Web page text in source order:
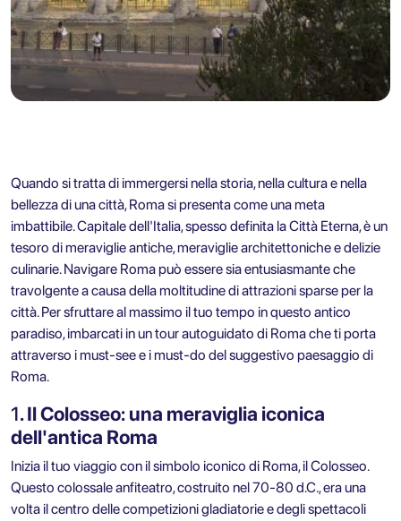
Quando si tratta di immergersi nella storia, nella cultura e nella
bellezza di una città, Roma si presenta come una meta
imbattibile. Capitale dell'Italia, spesso definita la Città Eterna, è un
tesoro di meraviglie antiche, meraviglie architettoniche e delizie
culinarie. Navigare Roma può essere sia entusiasmante che
travolgente a causa della moltitudine di attrazioni sparse per la
città. Per sfruttare al massimo il tuo tempo in questo antico
paradiso, imbarcati in untour autoguidato di Romache ti porta
attraverso i must-see e i must-do del suggestivo paesaggio di
Roma.
1. Il Colosseo: una meraviglia iconica
dell'antica Roma
Inizia il tuo viaggio con il simbolo iconico di Roma, il Colosseo.
Questo colossale anfiteatro, costruito nel 70-80 d.C., era una
volta il centro delle competizioni gladiatorie e degli spettacoli